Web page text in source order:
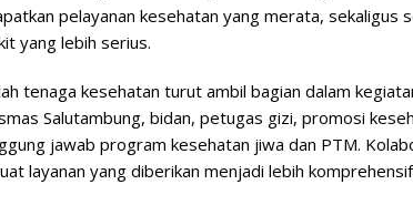
pelayanan kesehatan yang merata,
yang lebih serius.
tenaga kesehatan turut ambil bagian dalam
Salutambung, bidan, petugas gizi, promosi
jawab program kesehatan jiwa dan PTM.
layanan yang diberikan menjadi lebih